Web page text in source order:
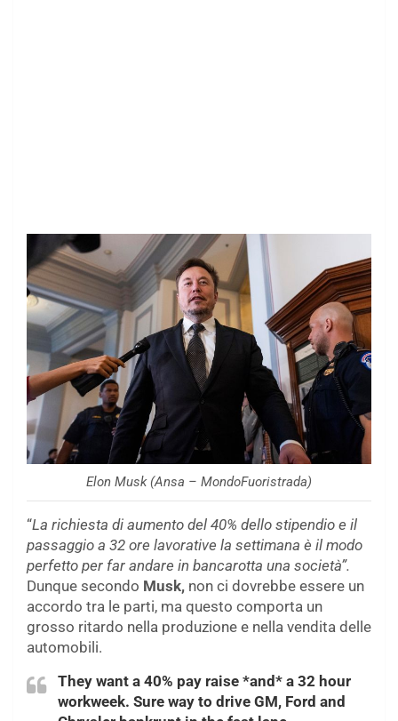
Elon Musk (Ansa – MondoFuoristrada)
“La richiesta di aumento del 40% dello stipendio e il
passaggio a 32 ore lavorative la settimana è il modo
perfetto per far andare in bancarotta una società”.
Dunque secondo Musk, non ci dovrebbe essere un
accordo tra le parti, ma questo comporta un
grosso ritardo nella produzione e nella vendita delle
automobili.
They want a 40% pay raise *and* a 32 hour
workweek. Sure way to drive GM, Ford and